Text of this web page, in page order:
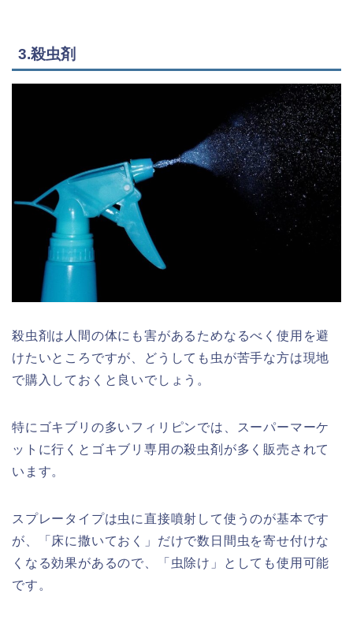
3.殺虫剤
殺虫剤は人間の体にも害があるためなるべく使用を避
けたいところですが、どうしても虫が苦手な方は現地
で購入しておくと良いでしょう。
特にゴキブリの多いフィリピンでは、スーパーマーケ
ットに行くとゴキブリ専用の殺虫剤が多く販売されて
います。
スプレータイプは虫に直接噴射して使うのが基本です
が、「床に撒いておく」だけで数日間虫を寄せ付けな
くなる効果があるので、「虫除け」としても使用可能
です。